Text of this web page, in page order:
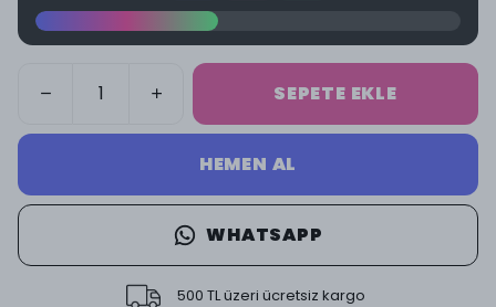
SEPETE EKLE
HEMEN AL
WHATSAPP
500 TL üzeri ücretsiz kargo